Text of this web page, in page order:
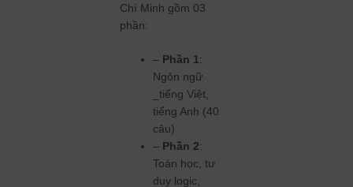
Chí Minh gồm 03
phần:
– Phần 1:
Ngôn ngữ
_tiếng Việt,
tiếng Anh (40
câu)
– Phần 2:
Toán học, tư
duy logic,